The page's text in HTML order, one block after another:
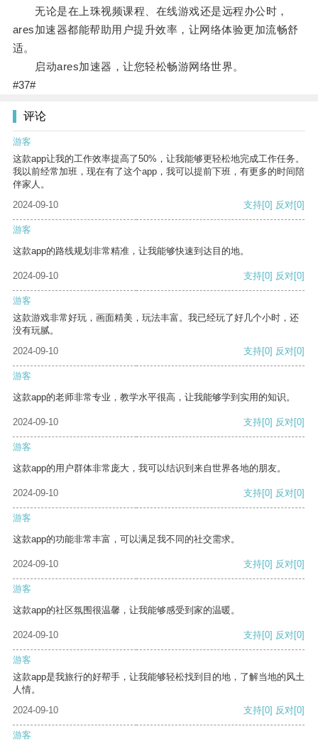
无论是在上珠视频课程、在线游戏还是远程办公时，
ares加速器都能帮助用户提升效率，让网络体验更加流畅舒
适。
启动ares加速器，让您轻松畅游网络世界。
#37#
评论
游客
这款app让我的工作效率提高了50%，让我能够更轻松地完成工作任务。
我以前经常加班，现在有了这个app，我可以提前下班，有更多的时间陪
伴家人。
2024-09-10
支持[0] 反对[0]
游客
这款app的路线规划非常精准，让我能够快速到达目的地。
2024-09-10 支持[0] 反对[0]
游客
这款游戏非常好玩，画面精美，玩法丰富。我已经玩了好几个小时，还
没有玩腻。
2024-09-10
支持[0] 反对[0]
游客
这款app的老师非常专业，教学水平很高，让我能够学到实用的知识。
2024-09-10 支持[0] 反对[0]
游客
这款app的用户群体非常庞大，我可以结识到来自世界各地的朋友。
2024-09-10 支持[0] 反对[0]
游客
这款app的功能非常丰富，可以满足我不同的社交需求。
2024-09-10 支持[0] 反对[0]
游客
这款app的社区氛围很温馨，让我能够感受到家的温暖。
2024-09-10 支持[0] 反对[0]
游客
这款app是我旅行的好帮手，让我能够轻松找到目的地，了解当地的风土
人情。
2024-09-10
支持[0] 反对[0]
游客